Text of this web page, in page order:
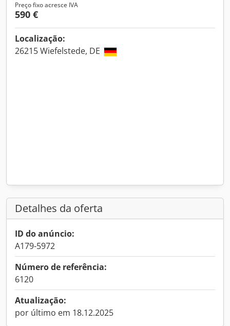
Preço fixo acresce IVA
590 €
Localização:
26215 Wiefelstede, DE
Detalhes da oferta
ID do anúncio:
A179-5972
Número de referência:
6120
Atualização:
por último em 18.12.2025